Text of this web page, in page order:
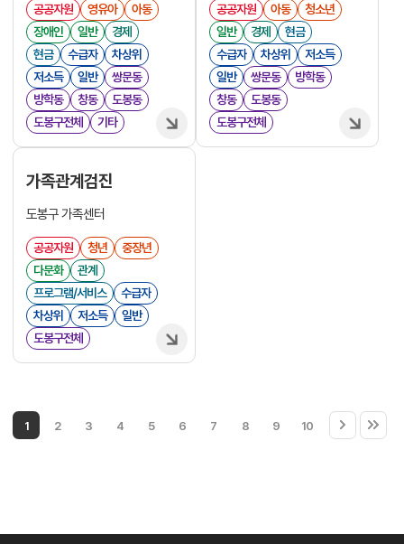
공공자원 영유아
아동
장애인
일반
경제
현금
수급자
차상위
저소득
일반
쌍문동
방학동
창동
도봉동
도봉구전체
기타
공공자원 아동
청소년
일반
경제
현금
수급자
차상위
저소득
일반
쌍문동
방학동
창동
도봉동
도봉구전체
가족관계검진
도봉구 가족센터
공공자원 청년
중장년
다문화
관계
프로그램/서비스
수급자
차상위
저소득
일반
도봉구전체
1 2 3 4 5 6 7 8 9 10